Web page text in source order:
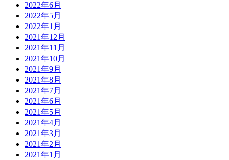
2022年6月
2022年5月
2022年1月
2021年12月
2021年11月
2021年10月
2021年9月
2021年8月
2021年7月
2021年6月
2021年5月
2021年4月
2021年3月
2021年2月
2021年1月